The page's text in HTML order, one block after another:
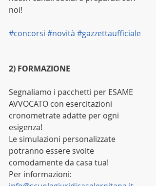
noi!
#concorsi #novità #gazzettaufficiale
2) FORMAZIONE
Segnaliamo i pacchetti per ESAME
AVVOCATO con esercitazioni
cronometrate adatte per ogni
esigenza!
Le simulazioni personalizzate
potranno essere svolte
comodamente da casa tua!
Per informazioni: